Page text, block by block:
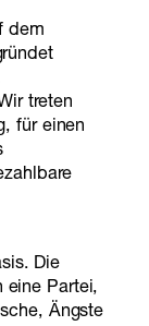
dem
treten
für einen
Die
eine Partei,
Ängste